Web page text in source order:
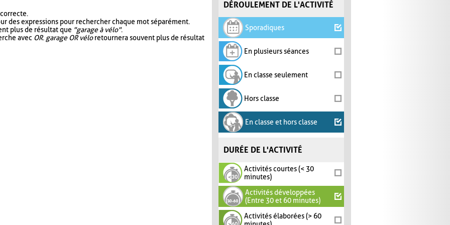
DÉROULEMENT DE L'ACTIVITÉ
Sporadiques
En plusieurs séances
En classe seulement
Hors classe
En classe et hors classe
DURÉE DE L'ACTIVITÉ
Activités courtes (< 30
minutes)
Activités développées
(Entre 30 et 60 minutes)
Activités élaborées (> 60
des expressions pour rechercher chaque mot séparément.
plus de résultat que "garage à vélo".
avec OR. garage OR véloretournera souvent plus de résultat